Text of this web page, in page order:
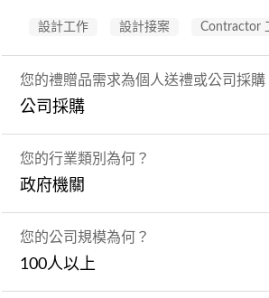
設計工作 設計接案 Contractor
您的禮贈品需求為個人送禮或公司採購
公司採購
您的行業類別為何？
政府機關
您的公司規模為何？
100人以上